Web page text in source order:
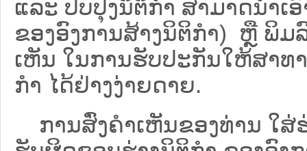
ແລະ ປັບປຸງນິຕິກໍາ ສາມາດນຳເ
ຂອງອົງການສ້າງນິຕິກຳ) ຫຼື ພິມ
ເຫັນ ໃນການຮັບປະກັນໃຫ້ສາທ
ກຳ ໄດ້ຢ່າງງ່າຍດາຍ.
ການສົ່ງຄໍາເຫັນຂອງທ່ານ ໃສ່